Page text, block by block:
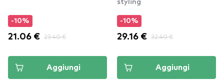
-10%
21.06 € 23.40 €
Aggiungi
-10%
29.16 € 32.40 €
Aggiungi